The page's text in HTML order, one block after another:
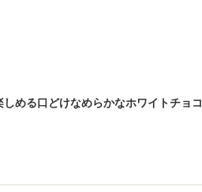
める口どけなめらかなホワイトチョコ